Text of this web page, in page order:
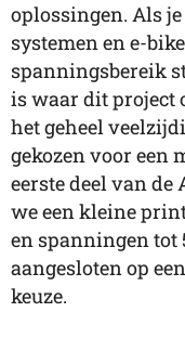
oplossingen. Als
systemen en e-
spanningsbereik
is waar dit project
het geheel
gekozen voor een
eerste deel van
we een kleine
en spanningen tot
aangesloten op
keuze.